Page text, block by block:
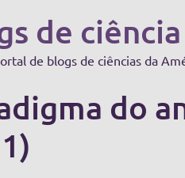
de ferramentas
de
de blogs de ciências da
do